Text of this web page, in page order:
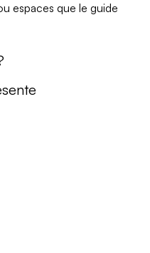
espaces que le guide